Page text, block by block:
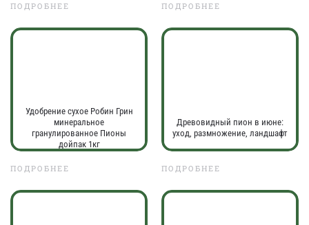
ПОДРОБНЕЕ ПОДРОБНЕЕ
Удобрение сухое Робин Грин
минеральное
гранулированное Пионы
дойпак 1кг
ПОДРОБНЕЕ
Древовидный пион в июне:
уход, размножение, ландшафт
ПОДРОБНЕЕ